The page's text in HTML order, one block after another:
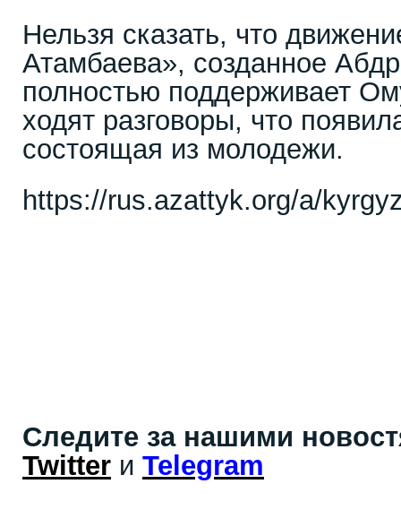
Нельзя сказать, что
Атамбаева», созданное
полностью поддерживает
ходят разговоры, что
состоящая из молодежи.
https://rus.azattyk.org/a/
Следите за нашими
Twitter и Telegram